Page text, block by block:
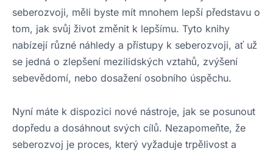
seberozvoji, měli byste mít mnohem lepší představu o
tom, jak svůj život změnit k lepšímu. Tyto knihy
nabízejí různé náhledy a přístupy k seberozvoji, ať už
se jedná o zlepšení mezilidských vztahů, zvýšení
sebevědomí, nebo dosažení osobního úspěchu.
Nyní máte k dispozici nové nástroje, jak se posunout
dopředu a dosáhnout svých cílů. Nezapomeňte, že
seberozvoj je proces, který vyžaduje trpělivost a